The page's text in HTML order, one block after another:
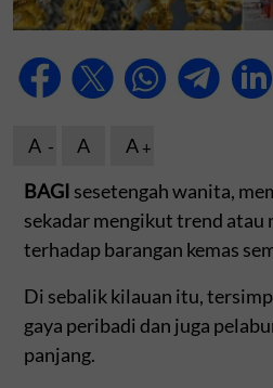
A A
A
BAGI sesetengah wanita,
sekadar mengikut trend atau
terhadap barangan kemas
Di sebalik kilauan itu,
gaya peribadi dan juga
panjang.